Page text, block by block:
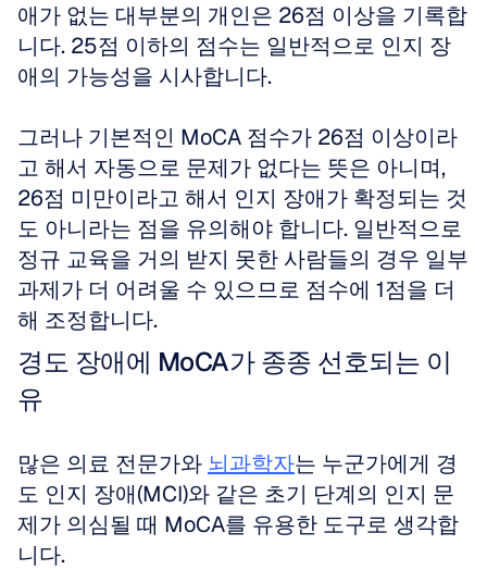
애가 없는 대부분의 개인은 26점 이상을 기록합
니다. 25점 이하의 점수는 일반적으로 인지 장
애의 가능성을 시사합니다.
그러나 기본적인 MoCA 점수가 26점 이상이라
고 해서 자동으로 문제가 없다는 뜻은 아니며,
26점 미만이라고 해서 인지 장애가 확정되는 것
도 아니라는 점을 유의해야 합니다. 일반적으로
정규 교육을 거의 받지 못한 사람들의 경우 일부
과제가 더 어려울 수 있으므로 점수에 1점을 더
해 조정합니다.
경도 장애에 MoCA가 종종 선호되는 이
유
많은 의료 전문가와 뇌과학자는 누군가에게 경
도 인지 장애(MCI)와 같은 초기 단계의 인지 문
제가 의심될 때 MoCA를 유용한 도구로 생각합
니다.